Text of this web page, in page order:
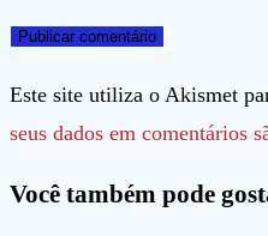
nome
de
usuário
comentar
de
e-
mail
comentar
URL
do
seu
(opcional)
Este site utiliza o Akismet
seus dados em comentários
Você também pode